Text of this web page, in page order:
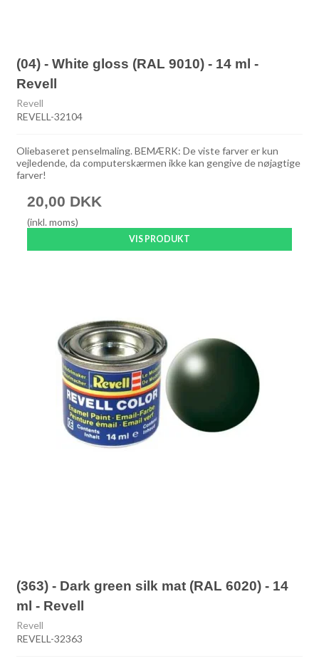
(04) - White gloss (RAL 9010) - 14 ml -
Revell
Revell
REVELL-32104
Oliebaseret penselmaling. BEMÆRK: De viste farver er kun
vejledende, da computerskærmen ikke kan gengive de nøjagtige
farver!
20,00 DKK
(inkl. moms)
VIS PRODUKT
(363) - Dark green silk mat (RAL 6020) - 14
ml - Revell
Revell
REVELL-32363